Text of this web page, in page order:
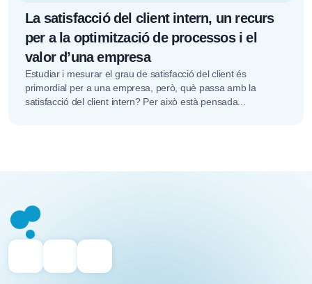
La satisfacció del client intern, un recurs
per a la optimització de processos i el
valor d’una empresa
Estudiar i mesurar el grau de satisfacció del client és
primordial per a una empresa, però, què passa amb la
satisfacció del client intern? Per això està pensada...